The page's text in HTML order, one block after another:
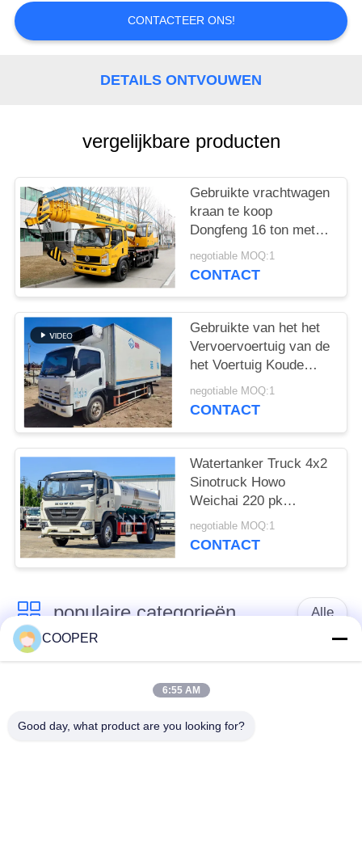
PRIVACYBELEIDCONTACTEER ONS!
DETAILS ONTVOUWEN
vergelijkbare producten
Gebruikte vrachtwagen
kraan te koop
Dongfeng 16 ton met
vijf-sectie rechte arm
Chinese mobiele kraan
negotiable MOQ:1
CONTACT
Gebruikte van het het
Vervoervoertuig van de
het Voertuig Koude
Ketting van ISUZU
Refrigerated Van 130P
negotiable MOQ:1
CONTACT
Watertanker Truck 4x2
Sinotruck Howo
Weichai 220 pk
Dubbele achterbanden
Eén rij cabine
negotiable MOQ:1
CONTACT
populaire categorieën Alle
Gebruikte
Bussen
COOPER
6:55 AM
Good day, what product are you looking for?